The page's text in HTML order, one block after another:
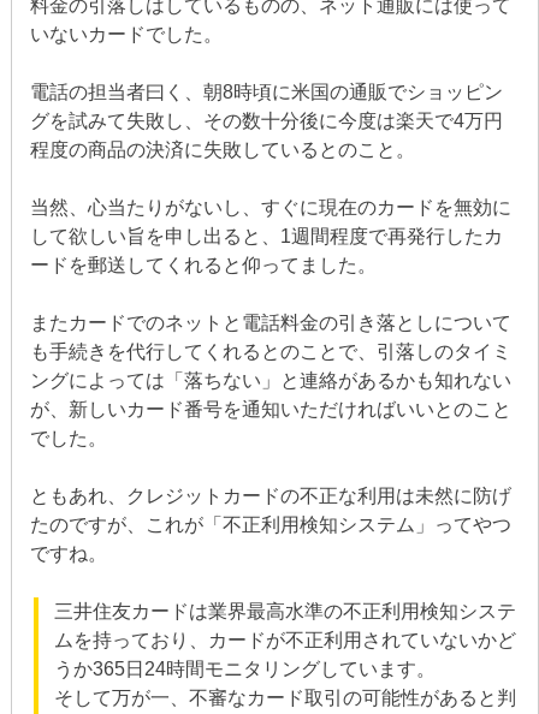
料金の引落しはしているものの、ネット通販には使って
いないカードでした。
電話の担当者曰く、朝8時頃に米国の通販でショッピン
グを試みて失敗し、その数十分後に今度は楽天で4万円
程度の商品の決済に失敗しているとのこと。
当然、心当たりがないし、すぐに現在のカードを無効に
して欲しい旨を申し出ると、1週間程度で再発行したカ
ードを郵送してくれると仰ってました。
またカードでのネットと電話料金の引き落としについて
も手続きを代行してくれるとのことで、引落しのタイミ
ングによっては「落ちない」と連絡があるかも知れない
が、新しいカード番号を通知いただければいいとのこと
でした。
ともあれ、クレジットカードの不正な利用は未然に防げ
たのですが、これが「不正利用検知システム」ってやつ
ですね。
三井住友カードは業界最高水準の不正利用検知システ
ムを持っており、カードが不正利用されていないかど
うか365日24時間モニタリングしています。
そして万が一、不審なカード取引の可能性があると判